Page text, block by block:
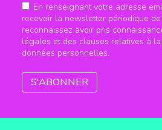
En renseignant votre adresse
recevoir la newsletter périodique
reconnaissez avoir pris
légales et des clauses relatives à
données personnelles.